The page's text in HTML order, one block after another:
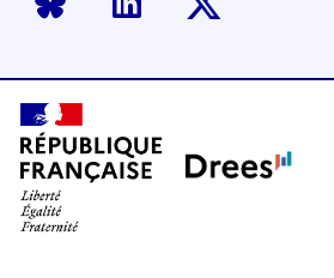
Bluesky LinkedInTwitter